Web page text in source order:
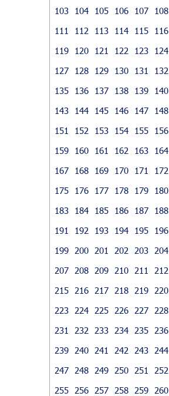
103
104 105 106 107 108
111
112 113 114 115 116
119
120 121 122 123 124
127
128 129 130 131 132
135
136 137 138 139 140
143
144 145 146 147 148
151
152 153 154 155 156
159
160 161 162 163 164
167
168 169 170 171 172
175
176 177 178 179 180
183
184 185 186 187 188
191
192 193 194 195 196
199
200 201 202 203 204
207
208 209 210 211 212
215
216 217 218 219 220
223
224 225 226 227 228
231
232 233 234 235 236
239
240 241 242 243 244
247
248 249 250 251 252
255
256 257 258 259 260